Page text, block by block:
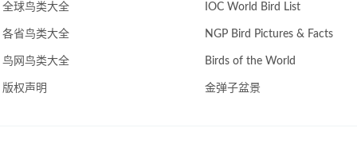
全球鸟类大全
各省鸟类大全
鸟网鸟类大全
版权声明
IOC World Bird List
NGP Bird Pictures & Facts
Birds of the World
金弹子盆景